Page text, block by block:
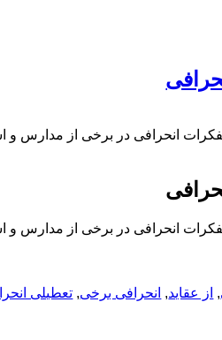
انحرافی در برخی از مدارس و
انحرافی در برخی از مدارس و
, از عقاید, انحرافی برخی, تعطیلی